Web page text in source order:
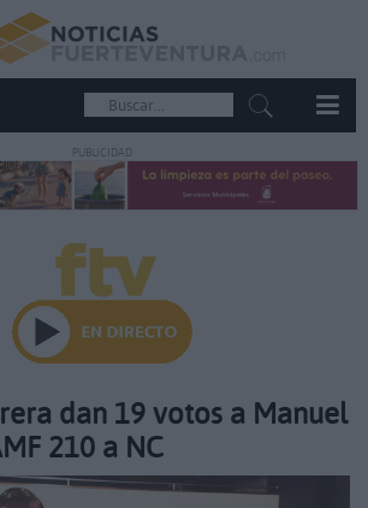
PUBLICIDAD
dan 19 votos a Manuel
210 a NC